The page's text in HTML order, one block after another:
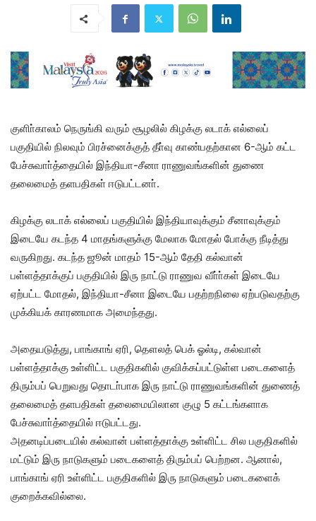
குளிா்காலம் நெருங்கி வரும் சூழலில் கிழக்கு லடாக் எல்லைப்
பகுதியில் நிலவும் பிரச்னைக்குத் தீா்வு காண்பதற்கான 6-ஆம் கட்ட
பேச்சுவாா்த்தையில் இந்தியா-சீனா ராணுவங்களின் துணை
தலைமைத் தளபதிகள் ஈடுபட்டனா்.
கிழக்கு லடாக் எல்லைப் பகுதியில் இந்தியாவுக்கும் சீனாவுக்கும்
இடையே கடந்த 4 மாதங்களுக்கு மேலாக மோதல் போக்கு நீடித்து
வருகிறது. கடந்த ஜூன் மாதம் 15-ஆம் தேதி கல்வான்
பள்ளத்தாக்குப் பகுதியில் இரு நாட்டு ராணுவ வீா்ா்கள் இடையே
ஏற்பட்ட மோதல், இந்தியா-சீனா இடையே பதற்றநிலை ஏற்படுவதற்கு
முக்கியக் காரணமாக அமைந்தது.
அதையடுத்து, பாங்காங் ஏரி, தௌலத் பெக் ஓல்டி, கல்வான்
பள்ளத்தாக்கு உள்ளிட்ட பகுதிகளில் குவிக்கப்பட்டுள்ள படைகளைத்
திரும்பப் பெறுவது தொடா்பாக இரு நாட்டு ராணுவங்களின் துணைத்
தலைமைத் தளபதிகள் தலைமையிலான குழு 5 கட்டங்களாக
பேச்சுவாா்த்தையில் ஈடுபட்டது.
அதனடிப்படையில் கல்வான் பள்ளத்தாக்கு உள்ளிட்ட சில பகுதிகளில்
மட்டும் இரு நாடுகளும் படைகளைத் திரும்பப் பெற்றன. ஆனால்,
பாங்காங் ஏரி உள்ளிட்ட பகுதிகளில் இரு நாடுகளும் படைகளைக்
குறைக்கவில்லை.